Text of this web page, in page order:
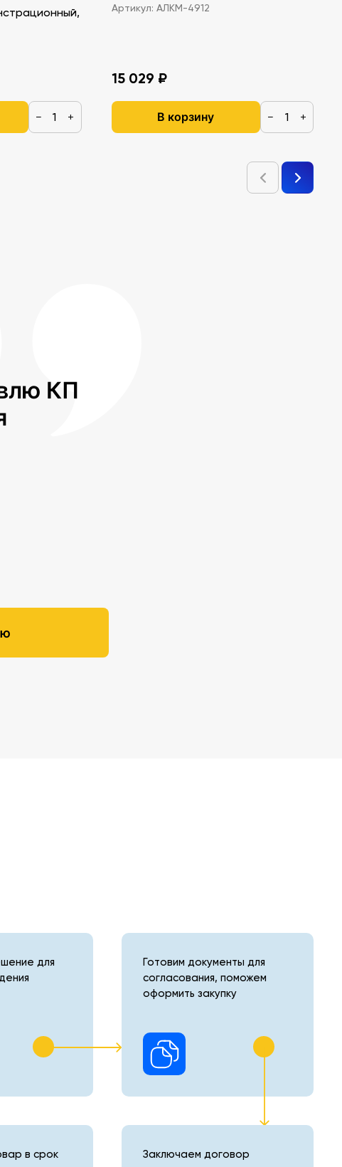
− +
Артикул: АЛКМ-4912
15 029 ₽
В корзину − +
КП
для
Готовим документы для
согласования, поможем
оформить закупку
в срок Заключаем договор